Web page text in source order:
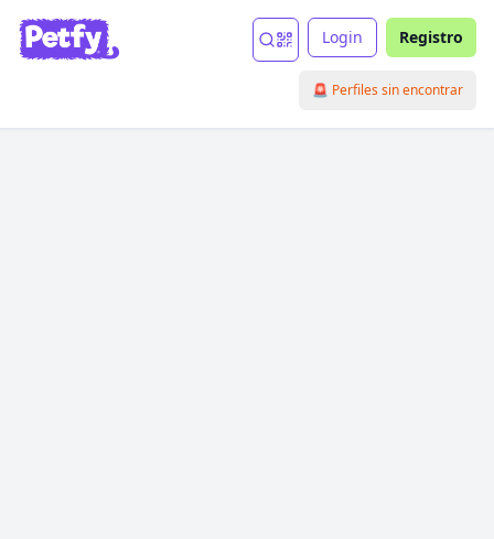
Login Registro
🚨 Perfiles sin encontrar